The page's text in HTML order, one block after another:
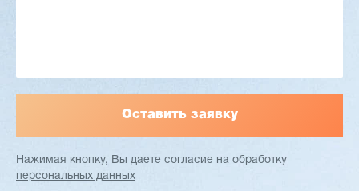
Нажимая кнопку, Вы даете согласие на обработку
персональных данных